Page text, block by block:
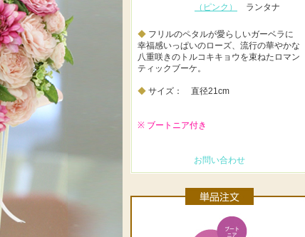
（ピンク）
ランタナ
◆ フリルのペタルが愛らしいガーベラに
幸福感いっぱいのローズ、流行の華やかな
八重咲きのトルコキキョウを束ねたロマン
ティックブーケ。
◆ サイズ： 直径21cm
※ ブートニア付き
お問い合わせ